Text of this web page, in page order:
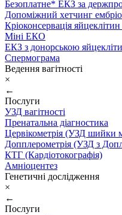
Безоплатне* ЕКЗ за
Допоміжний хетчинг
Кріоконсервація
Міні ЕКО
ЕКЗ з донорською
Спермограма
Ведення вагітності
×
←
Послуги
УЗД вагітності
Пренатальна діагностика
Цервікометрія (УЗД шийки
Допплерометрія (УЗД з
КТГ (Кардіотокографія)
Амніоцентез
Генетичні дослідження
×
←
Послуги